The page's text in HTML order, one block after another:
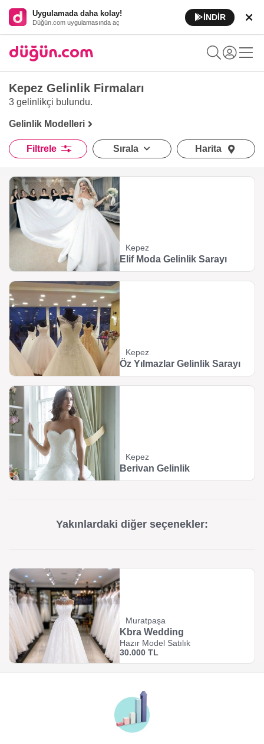
Uygulamada daha kolay!
Düğün.com uygulamasında aç
İNDİR
Kepez Gelinlik Firmaları
3 gelinlikçi bulundu.
Gelinlik Modelleri
Filtrele Sırala Harita
Kepez
Elif Moda Gelinlik Sarayı
Kepez
Öz Yılmazlar Gelinlik Sarayı
Kepez
Berivan Gelinlik
Yakınlardaki diğer seçenekler:
Muratpaşa
Kbra Wedding
Hazır Model Satılık
30.000 TL